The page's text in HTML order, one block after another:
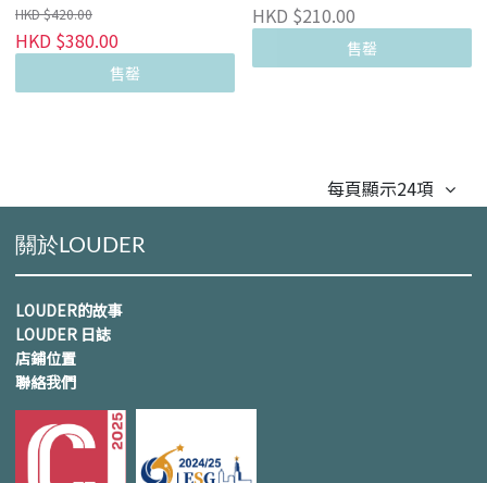
HKD $420.00
HKD $380.00
售罄
HKD $210.00
售罄
每頁顯示24項
關於LOUDER
LOUDER的故事
LOUDER 日誌
店鋪位置
聯絡我們